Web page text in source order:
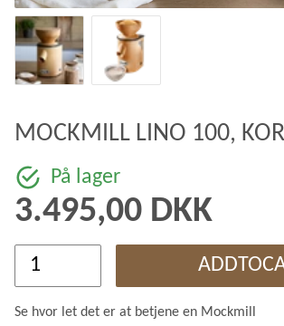
MOCKMILL LINO 100,
På lager
3.495,00 DKK
Se hvor let det er at betjene en Mockmill